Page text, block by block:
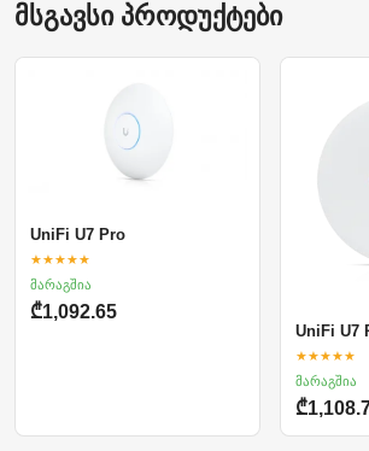
მსგავსი პროდუქტები
UniFi U7 Pro
★★★★★
მარაგშია
₾1,092.65
UniFi U7
★★★★★
მარაგშია